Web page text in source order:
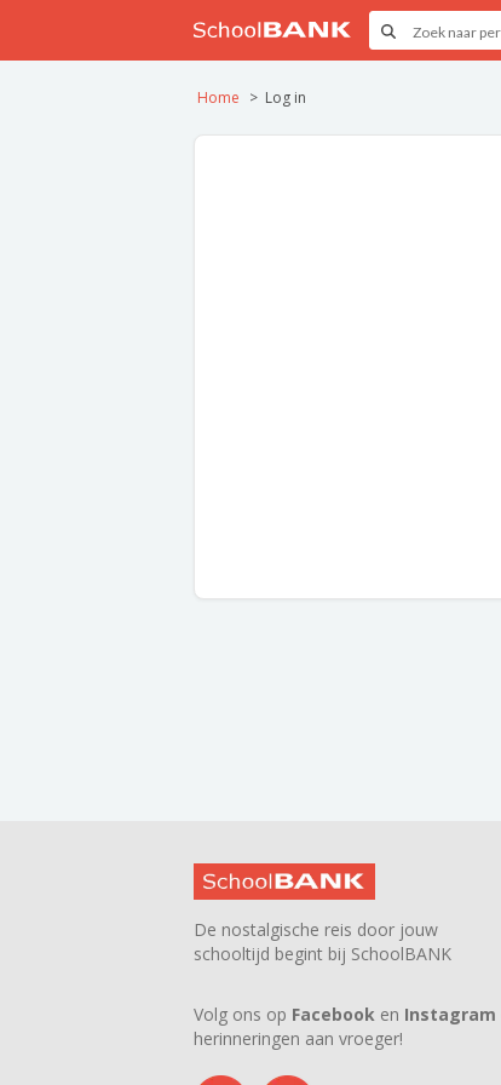
Home Log in
De nostalgische reis door jouw
schooltijd begint bij SchoolBANK
Volg ons op Facebook en Instagram
herinneringen aan vroeger!